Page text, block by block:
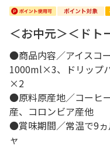
＜お中元＞＜ドト
●商品内容／アイスコ
1000ml×3、ドリップ
×2
●原料原産地／コーヒ
産、コロンビア産他
●賞味期間／常温で9
ャ